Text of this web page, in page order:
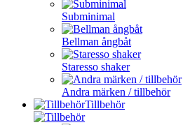
Subminimal
Bellman ångbåt
Staresso shaker
Andra märken / tillbehör
Tillbehör